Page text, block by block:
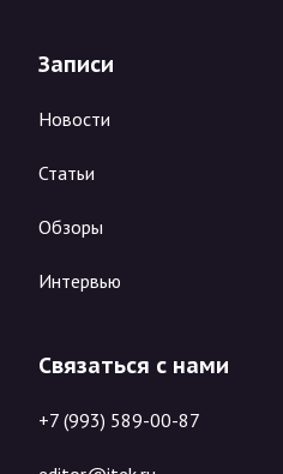
Записи
Новости
Статьи
Обзоры
Интервью
Связаться с нами
+7 (993) 589-00-87